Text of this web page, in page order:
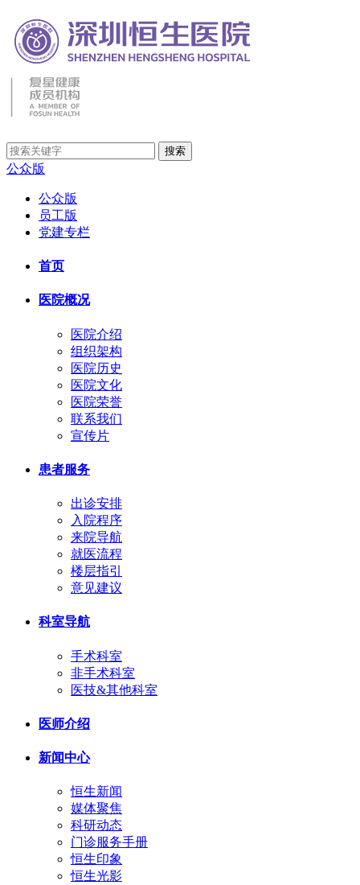
公众版
公众版
员工版
党建专栏
首页
医院概况
医院介绍
组织架构
医院历史
医院文化
医院荣誉
联系我们
宣传片
患者服务
出诊安排
入院程序
来院导航
就医流程
楼层指引
意见建议
科室导航
手术科室
非手术科室
医技&其他科室
医师介绍
新闻中心
恒生新闻
媒体聚焦
科研动态
门诊服务手册
恒生印象
恒生光影